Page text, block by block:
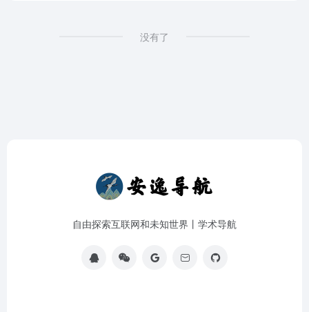
没有了
自由探索互联网和未知世界丨学术导航